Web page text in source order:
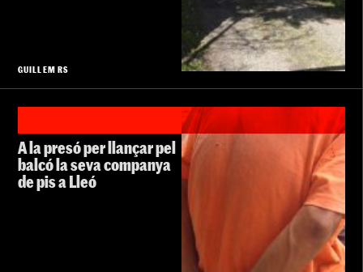
GUILLEM RS
A la presó per llançar pel
balcó la seva companya
de pis a Lleó